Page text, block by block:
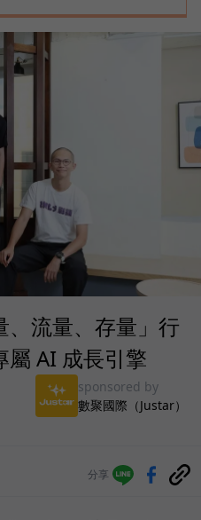
、流量、存量」行
屬 AI 成長引擎
sponsored by
數聚國際（Justar）
分享